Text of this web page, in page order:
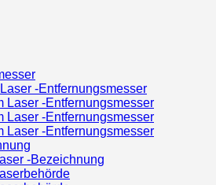
-Entfernungsmesser
Laser -Entfernungsmesser
Laser -Entfernungsmesser
Laser -Entfernungsmesser
-Bezeichnung